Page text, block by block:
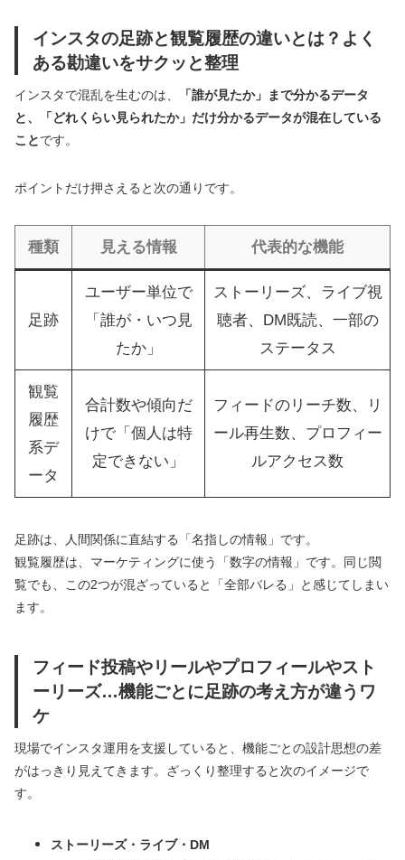
インスタの足跡と観覧履歴の違いとは？よく
ある勘違いをサクッと整理
インスタで混乱を生むのは、
「誰が見たか」まで分かるデータ
と、「どれくらい見られたか」だけ分かるデータが混在している
ことです。
ポイントだけ押さえると次の通りです。
種類 見える情報 代表的な機能
足跡
ユーザー単位で
「誰が・いつ見
たか」
ストーリーズ、ライブ視
聴者、DM既読、一部の
ステータス
観覧
履歴
系デ
ータ
合計数や傾向だ
けで「個人は特
定できない」
フィードのリーチ数、リ
ール再生数、プロフィー
ルアクセス数
足跡は、人間関係に直結する「名指しの情報」です。
観覧履歴は、マーケティングに使う「数字の情報」です。同じ閲
覧でも、この2つが混ざっていると「全部バレる」と感じてしまい
ます。
フィード投稿やリールやプロフィールやスト
ーリーズ…機能ごとに足跡の考え方が違うワ
ケ
現場でインスタ運用を支援していると、機能ごとの設計思想の差
がはっきり見えてきます。ざっくり整理すると次のイメージで
す。
ストーリーズ・ライブ・DM